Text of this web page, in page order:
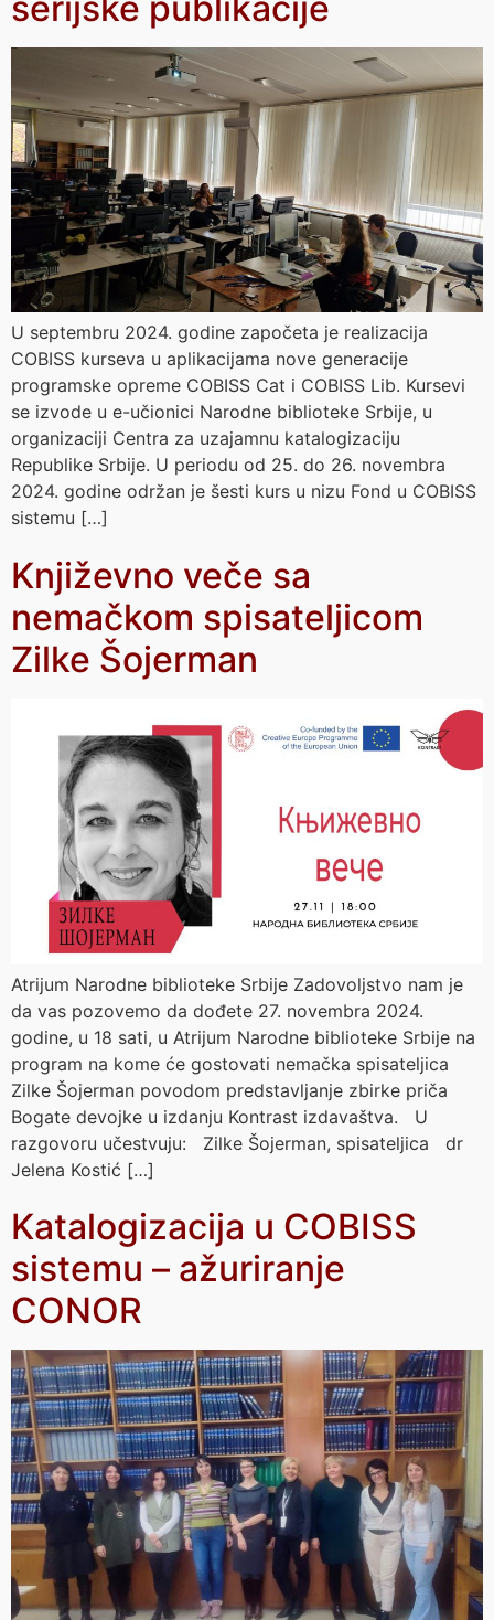
U septembru 2024. godine započeta je realizacija
COBISS kurseva u aplikacijama nove generacije
programske opreme COBISS Cat i COBISS Lib. Kursevi
se izvode u e-učionici Narodne biblioteke Srbije, u
organizaciji Centra za uzajamnu katalogizaciju
Republike Srbije. U periodu od 25. do 26. novembra
2024. godine održan je šesti kurs u nizu Fond u COBISS
sistemu […]
Književno veče sa
nemačkom spisateljicom
Zilke Šojerman
Atrijum Narodne biblioteke Srbije Zadovoljstvo nam je
da vas pozovemo da dođete 27. novembra 2024.
godine, u 18 sati, u Atrijum Narodne biblioteke Srbije na
program na kome će gostovati nemačka spisateljica
Zilke Šojerman povodom predstavljanje zbirke priča
Bogate devojke u izdanju Kontrast izdavaštva. U
razgovoru učestvuju: Zilke Šojerman, spisateljica dr
Jelena Kostić […]
Katalogizacija u COBISS
sistemu – ažuriranje
CONOR